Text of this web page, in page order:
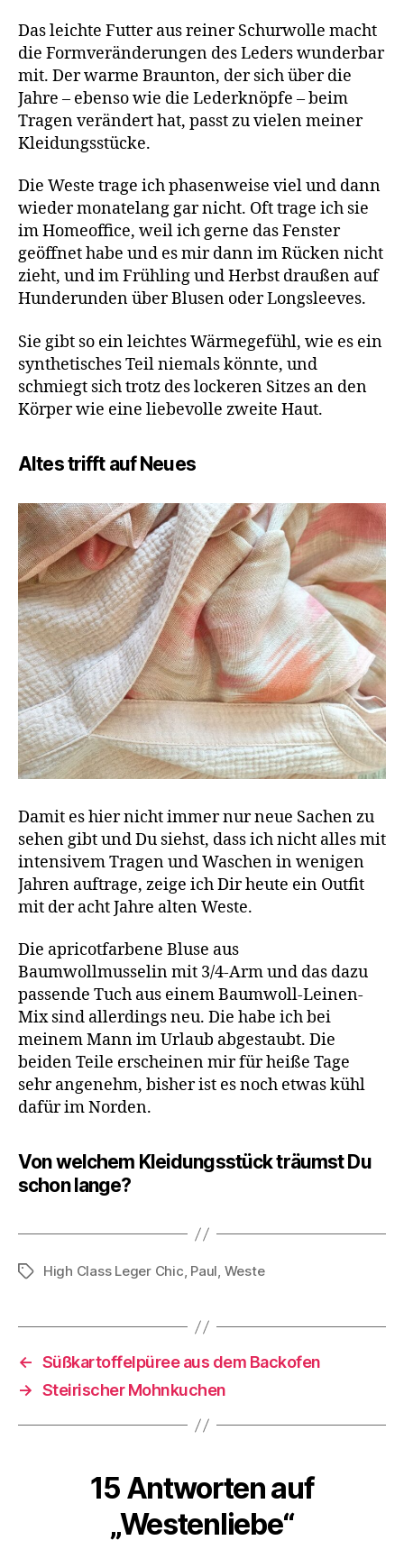
Das leichte Futter aus reiner Schurwolle macht
die Formveränderungen des Leders wunderbar
mit. Der warme Braunton, der sich über die
Jahre – ebenso wie die Lederknöpfe – beim
Tragen verändert hat, passt zu vielen meiner
Kleidungsstücke.
Die Weste trage ich phasenweise viel und dann
wieder monatelang gar nicht. Oft trage ich sie
im Homeoffice, weil ich gerne das Fenster
geöffnet habe und es mir dann im Rücken nicht
zieht, und im Frühling und Herbst draußen auf
Hunderunden über Blusen oder Longsleeves.
Sie gibt so ein leichtes Wärmegefühl, wie es ein
synthetisches Teil niemals könnte, und
schmiegt sich trotz des lockeren Sitzes an den
Körper wie eine liebevolle zweite Haut.
Altes trifft auf Neues
Damit es hier nicht immer nur neue Sachen zu
sehen gibt und Du siehst, dass ich nicht alles mit
intensivem Tragen und Waschen in wenigen
Jahren auftrage, zeige ich Dir heute ein Outfit
mit der acht Jahre alten Weste.
Die apricotfarbene Bluse aus
Baumwollmusselin mit 3/4-Arm und das dazu
passende Tuch aus einem Baumwoll-Leinen-
Mix sind allerdings neu. Die habe ich bei
meinem Mann im Urlaub abgestaubt. Die
beiden Teile erscheinen mir für heiße Tage
sehr angenehm, bisher ist es noch etwas kühl
dafür im Norden.
Von welchem Kleidungsstück träumst Du
schon lange?
Schlagwörter
High Class Leger Chic, Paul, Weste
← Süßkartoffelpüree aus dem Backofen
→ Steirischer Mohnkuchen
15 Antworten auf
„Westenliebe“